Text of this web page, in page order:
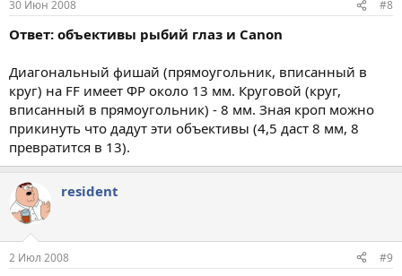
30 Июн 2008 #8
Ответ: объективы рыбий глаз и Canon
Диагональный фишай (прямоугольник, вписанный в
круг) на FF имеет ФР около 13 мм. Круговой (круг,
вписанный в прямоугольник) - 8 мм. Зная кроп можно
прикинуть что дадут эти объективы (4,5 даст 8 мм, 8
превратится в 13).
resident
2 Июл 2008 #9